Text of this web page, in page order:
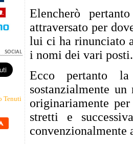
Elencherò
attraversato per
lui ci ha rinunciato
i nomi dei vari
Ecco pertanto
sostanzialmente
originariamente
stretti e
convenzionalmente